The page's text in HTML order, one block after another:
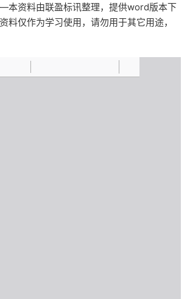
本资料由联盈标讯整理，提供word版本下
料仅作为学习使用，请勿用于其它用途，